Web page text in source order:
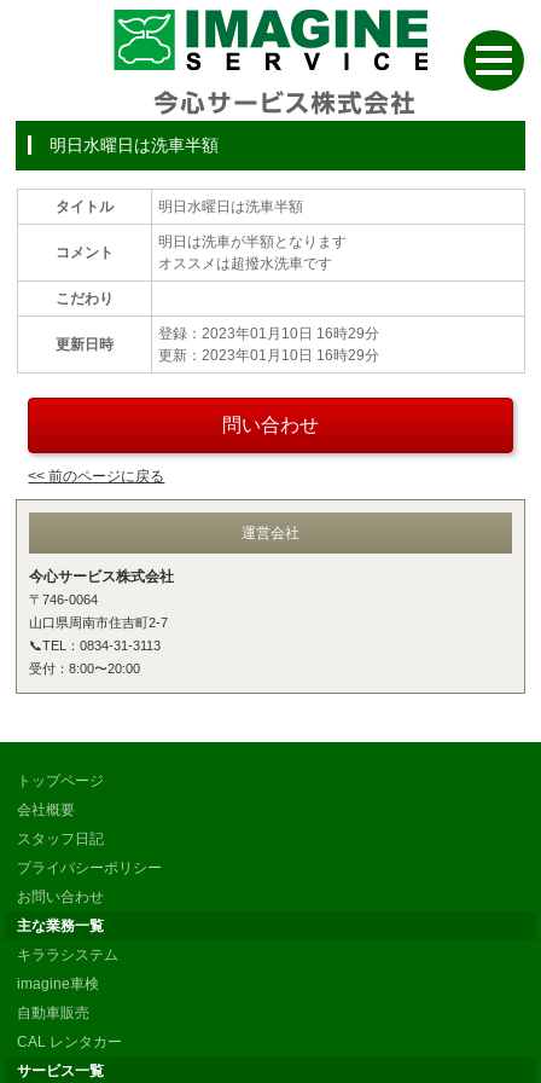
明日水曜日は洗車半額
タイトル 明日水曜日は洗車半額
コメント
明日は洗車が半額となります
オススメは超撥水洗車です
こだわり
更新日時
登録：2023年01月10日 16時29分
更新：2023年01月10日 16時29分
問い合わせ
<< 前のページに戻る
運営会社
今心サービス株式会社
〒746-0064
山口県周南市住吉町2-7
📞TEL：0834-31-3113
受付：8:00〜20:00
トップページ
会社概要
スタッフ日記
プライバシーポリシー
お問い合わせ
主な業務一覧
キララシステム
imagine車検
自動車販売
CAL レンタカー
サービス一覧